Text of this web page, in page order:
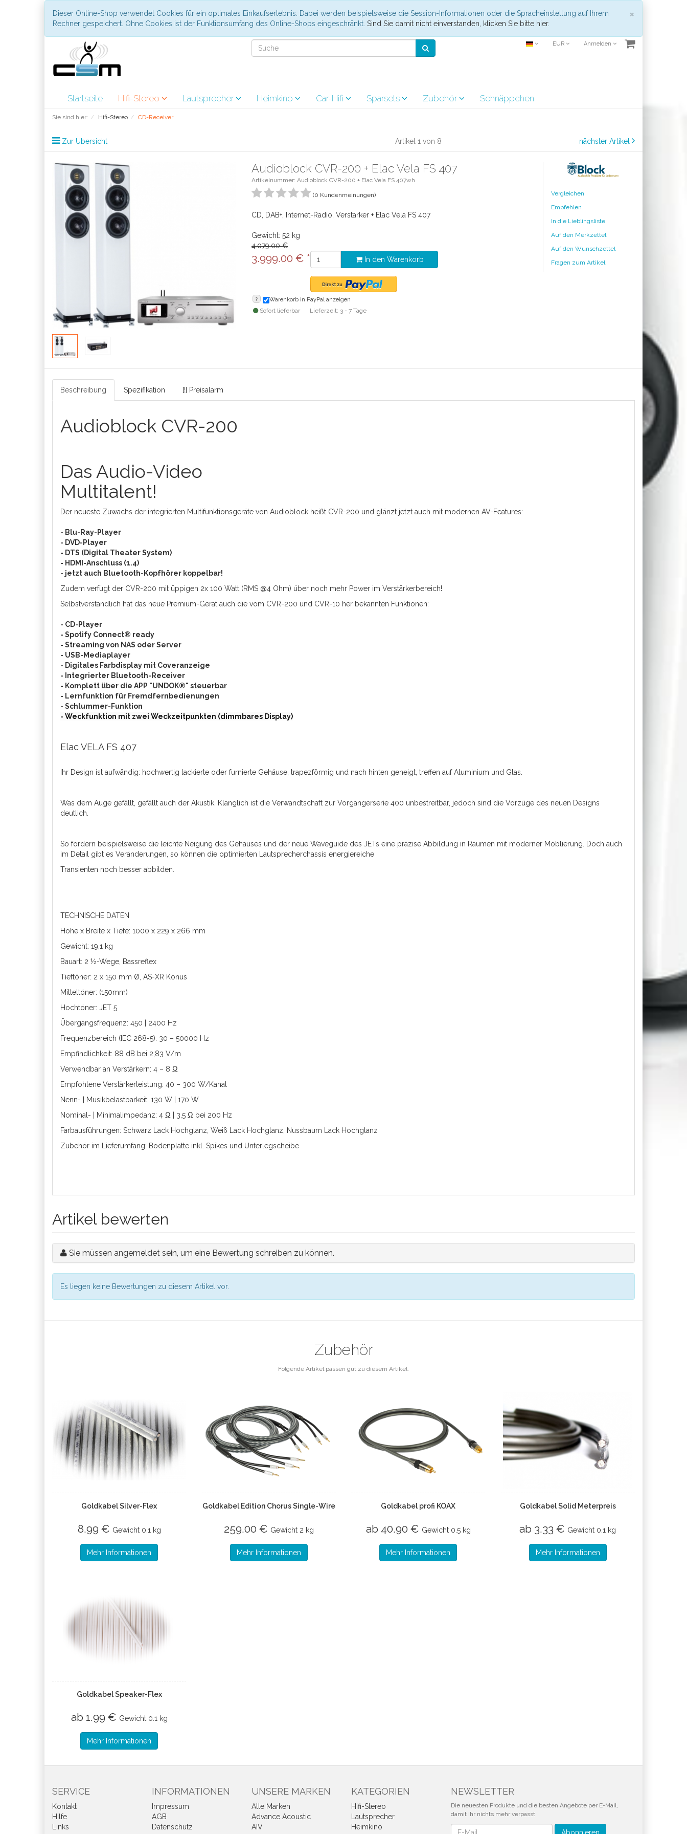
×
Dieser Online-Shop verwendet Cookies für ein optimales Einkaufserlebnis. Dabei werden beispielsweise die Session-Informationen oder die Spracheinstellung auf Ihrem
Rechner gespeichert. Ohne Cookies ist der Funktionsumfang des Online-Shops eingeschränkt. Sind Sie damit nicht einverstanden, klicken Sie bitte hier.
EUR Anmelden
Startseite Hifi-Stereo Lautsprecher Heimkino Car-Hifi Sparsets Zubehör Schnäppchen
Sie sind hier: Hifi-Stereo CD-Receiver
Zur Übersicht Artikel 1 von 8 nächster Artikel
Audioblock CVR-200 + Elac Vela FS 407
Artikelnummer: Audioblock CVR-200 + Elac Vela FS 407wh
(0 Kundenmeinungen)
CD, DAB+, Internet-Radio, Verstärker + Elac Vela FS 407
Gewicht: 52 kg
4.079.00 €
3.999.00 € * In den Warenkorb
? Warenkorb in PayPal anzeigen
Sofort lieferbar Lieferzeit: 3 - 7 Tage
Vergleichen
Empfehlen
In die Lieblingsliste
Auf den Merkzettel
Auf den Wunschzettel
Fragen zum Artikel
Beschreibung Spezifikation [!] Preisalarm
Audioblock CVR-200
Das Audio-Video
Multitalent!
Der neueste Zuwachs der integrierten Multifunktionsgeräte von Audioblock heißt CVR-200 und glänzt jetzt auch mit modernen AV-Features:
- Blu-Ray-Player
- DVD-Player
- DTS (Digital Theater System)
- HDMI-Anschluss (1.4)
- jetzt auch Bluetooth-Kopfhörer koppelbar!
Zudem verfügt der CVR-200 mit üppigen 2x 100 Watt (RMS @4 Ohm) über noch mehr Power im Verstärkerbereich!
Selbstverständlich hat das neue Premium-Gerät auch die vom CVR-200 und CVR-10 her bekannten Funktionen:
- CD-Player
- Spotify Connect® ready
- Streaming von NAS oder Server
- USB-Mediaplayer
- Digitales Farbdisplay mit Coveranzeige
- Integrierter Bluetooth-Receiver
- Komplett über die APP "UNDOK®" steuerbar
- Lernfunktion für Fremdfernbedienungen
- Schlummer-Funktion
- Weckfunktion mit zwei Weckzeitpunkten (dimmbares Display)
Elac VELA FS 407
Ihr Design ist aufwändig: hochwertig lackierte oder furnierte Gehäuse, trapezförmig und nach hinten geneigt, treffen auf Aluminium und Glas.
Was dem Auge gefällt, gefällt auch der Akustik. Klanglich ist die Verwandtschaft zur Vorgängerserie 400 unbestreitbar, jedoch sind die Vorzüge des neuen Designs
deutlich.
So fördern beispielsweise die leichte Neigung des Gehäuses und der neue Waveguide des JETs eine präzise Abbildung in Räumen mit moderner Möblierung. Doch auch
im Detail gibt es Veränderungen, so können die optimierten Lautsprecherchassis energiereiche
Transienten noch besser abbilden.
TECHNISCHE DATEN
Höhe x Breite x Tiefe: 1000 x 229 x 266 mm
Gewicht: 19,1 kg
Bauart: 2 ½-Wege, Bassreflex
Tieftöner: 2 x 150 mm Ø, AS-XR Konus
Mitteltöner: (150mm)
Hochtöner: JET 5
Übergangsfrequenz: 450 | 2400 Hz
Frequenzbereich (IEC 268-5): 30 – 50000 Hz
Empfindlichkeit: 88 dB bei 2,83 V/m
Verwendbar an Verstärkern: 4 – 8 Ω
Empfohlene Verstärkerleistung: 40 – 300 W/Kanal
Nenn- | Musikbelastbarkeit: 130 W | 170 W
Nominal- | Minimalimpedanz: 4 Ω | 3,5 Ω bei 200 Hz
Farbausführungen: Schwarz Lack Hochglanz, Weiß Lack Hochglanz, Nussbaum Lack Hochglanz
Zubehör im Lieferumfang: Bodenplatte inkl. Spikes und Unterlegscheibe
Artikel bewerten
Sie müssen angemeldet sein, um eine Bewertung schreiben zu können.
Es liegen keine Bewertungen zu diesem Artikel vor.
Zubehör
Folgende Artikel passen gut zu diesem Artikel.
Goldkabel Silver-Flex
8.99 € Gewicht 0.1 kg
Mehr Informationen
Goldkabel Edition Chorus Single-Wire
259.00 € Gewicht 2 kg
Mehr Informationen
Goldkabel profi KOAX
ab 40.90 € Gewicht 0.5 kg
Mehr Informationen
Goldkabel Solid Meterpreis
ab 3.33 € Gewicht 0.1 kg
Mehr Informationen
Goldkabel Speaker-Flex
ab 1.99 € Gewicht 0.1 kg
Mehr Informationen
SERVICE
Kontakt
Hilfe
Links
INFORMATIONEN
Impressum
AGB
Datenschutz
UNSERE MARKEN
Alle Marken
Advance Acoustic
AIV
KATEGORIEN
Hifi-Stereo
Lautsprecher
Heimkino
NEWSLETTER
Die neuesten Produkte und die besten Angebote per E-Mail,
damit Ihr nichts mehr verpasst.
Newsletter Abonnieren